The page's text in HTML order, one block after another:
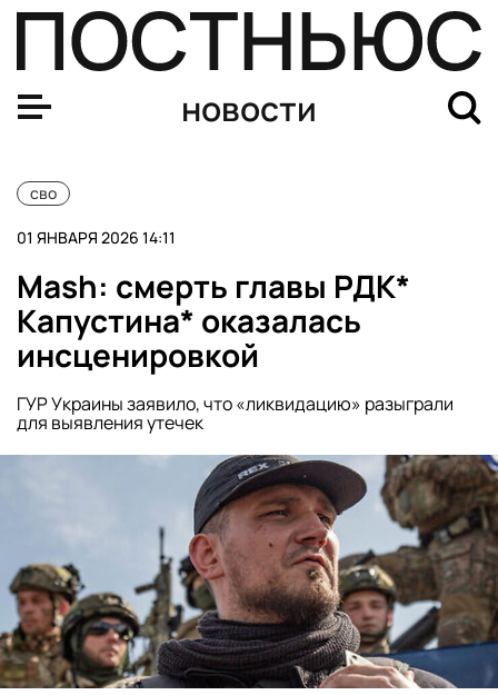
новости
сво
01 ЯНВАРЯ 2026 14:11
Mash: смерть главы РДК*
Капустина* оказалась
инсценировкой
ГУР Украины заявило, что «ликвидацию» разыграли
для выявления утечек
Спецслужбы РФ извлекли полетное задание из БПЛА,